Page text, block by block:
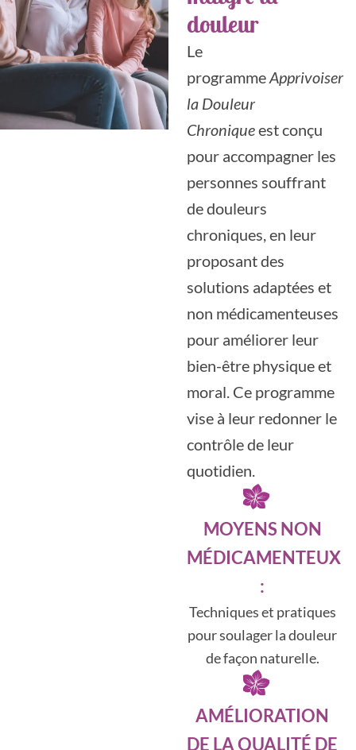
douleur
Le
programmeApprivoiser
la Douleur
Chroniqueest conçu
pour accompagner les
personnes souffrant
de douleurs
chroniques, en leur
proposant des
solutions adaptées et
non médicamenteuses
pour améliorer leur
bien-être physique et
moral. Ce programme
vise à leur redonner le
contrôle de leur
quotidien.
MOYENS NON
MÉDICAMENTEUX
:
Techniques et pratiques
pour soulager la douleur
de façon naturelle.
AMÉLIORATION
DE LA QUALITÉ DE